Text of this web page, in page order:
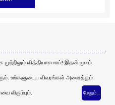
வித்தியாசமாய்! இதன் மூலம்
உங்களுடைய விவரங்கள் அனைத்தும்
விரும்பும்.
மேலும்…